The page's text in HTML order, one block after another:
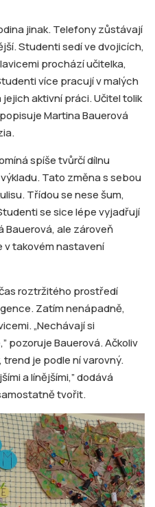
jinak. Telefony zůstávají
Studenti sedí ve dvojicích,
prochází učitelka,
více pracují v malých
aktivní práci. Učitel tolik
Martina Bauerová
spíše tvůrčí dílnu
Tato změna s sebou
Třídou se nese šum,
se sice lépe vyjadřují
Bauerová, ale zároveň
v takovém nastavení
roztržitého prostředí
Zatím nenápadně,
„Nechávají si
pozoruje Bauerová. Ačkoliv
je podle ní varovný.
a línějšími,” dodává
tvořit.